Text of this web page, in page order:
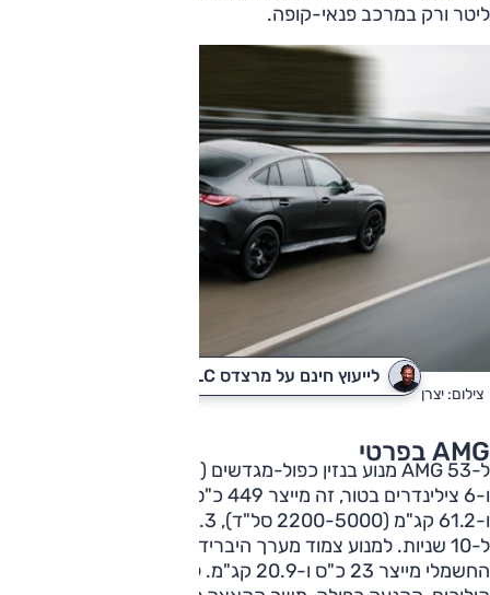
ליטר ורק במרכב פנאי-קופה.
צילום: יצרן
לייעוץ חינם על מרצדס GLC
AMG בפרטי